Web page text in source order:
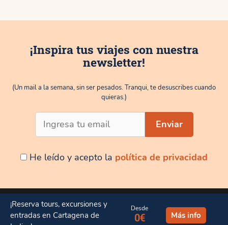
¡Reserva tours, excursiones y
entradas en Cartagena de
Desde
0€ Más info
¡Inspira tus viajes con nuestra
newsletter!
(Un mail a la semana, sin ser pesados. Tranqui, te desuscribes cuando
quieras.)
He leído y acepto la política de privacidad
Facebook Instagram TikTok
Bloudit© 2026. Todos los derechos reservados